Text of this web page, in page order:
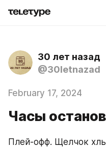
30 лет назад
@30letnazad
February 17, 2024
Часы
Плей-офф. Щелчок